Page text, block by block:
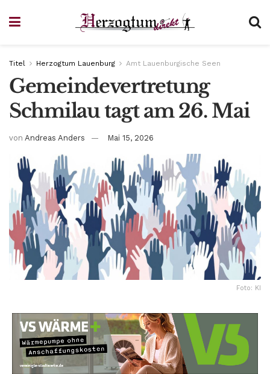
Titel Herzogtum Lauenburg Amt Lauenburgische Seen
Gemeindevertretung
Schmilau tagt am 26. Mai
von Andreas Anders Mai 15, 2026
Foto: KI